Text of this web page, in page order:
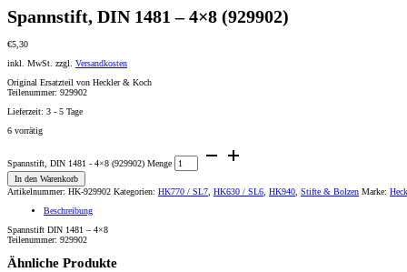
Spannstift, DIN 1481 – 4×8 (929902)
€5,30
inkl. MwSt. zzgl. Versandkosten
Original Ersatzteil von Heckler & Koch
Teilenummer: 929902
Lieferzeit: 3 - 5 Tage
6 vorrätig
Spannstift, DIN 1481 - 4×8 (929902) Menge
In den Warenkorb
Artikelnummer: HK-929902 Kategorien: HK770 / SL7 HK630 / SL6 HK940 Stifte & Bolzen Marke:
Beschreibung
Spannstift DIN 1481 – 4×8
Teilenummer: 929902
Ähnliche Produkte